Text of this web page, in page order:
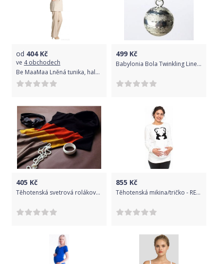
od 404Kč
ve 4 obchodech
Be MaaMaa Lněná tunika, halenka - letní - béžová
499 Kč
Babylonia Bola Twinkling Lines B-BOLA VK470
405 Kč
Těhotenská svetrová roláková tunika JULIE - černá-červená-horčice
855 Kč
Těhotenská mikina/tričko - RENIFER bílá - BeMaaMaa velikost XL (42)